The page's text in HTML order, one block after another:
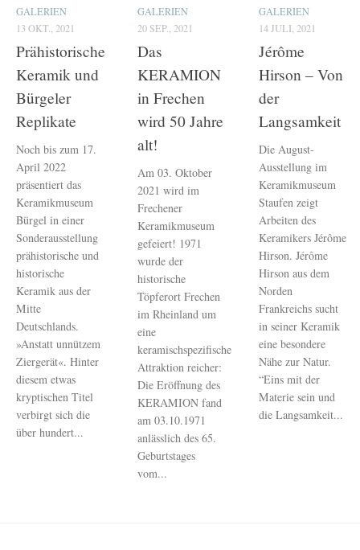
GALERIEN
13 OKT., 2021
Prähistorische
Keramik und
Bürgeler
Replikate
Noch bis zum 17.
April 2022
präsentiert das
Keramikmuseum
Bürgel in einer
Sonderausstellung
prähistorische und
historische
Keramik aus der
Mitte
Deutschlands.
»Anstatt unnützem
Ziergerät«. Hinter
diesem etwas
kryptischen Titel
verbirgt sich die
über hundert...
GALERIEN
20 SEP., 2021
Das
KERAMION
in Frechen
wird 50 Jahre
alt!
Am 03. Oktober
2021 wird im
Frechener
Keramikmuseum
gefeiert! 1971
wurde der
historische
Töpferort Frechen
im Rheinland um
eine
keramischspezifische
Attraktion reicher:
Die Eröffnung des
KERAMION fand
am 03.10.1971
anlässlich des 65.
Geburtstages
vom...
GALERIEN
14 JULI, 2021
Jérôme
Hirson – Von
der
Langsamkeit
Die August-
Ausstellung im
Keramikmuseum
Staufen zeigt
Arbeiten des
Keramikers Jérôme
Hirson. Jérôme
Hirson aus dem
Norden
Frankreichs sucht
in seiner Keramik
eine besondere
Nähe zur Natur.
“Eins mit der
Materie sein und
die Langsamkeit...